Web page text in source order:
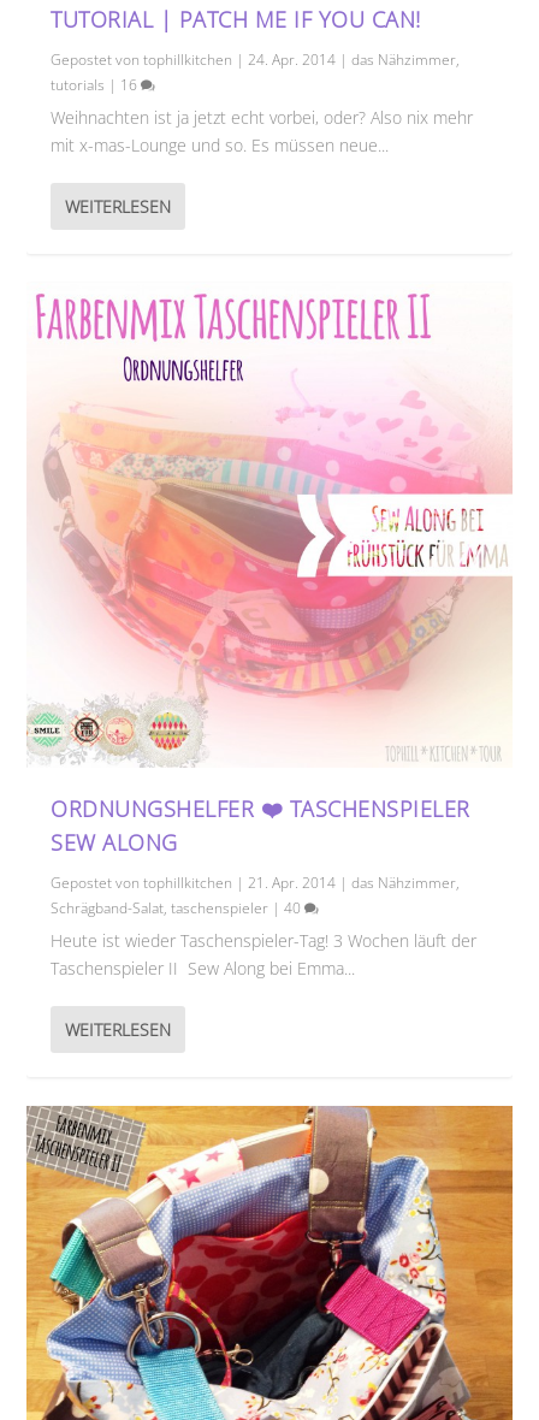
TUTORIAL | PATCH ME IF YOU CAN!
Gepostet vontophillkitchen |24. Apr. 2014 |das Nähzimmer,
tutorials | 16
Weihnachten ist ja jetzt echt vorbei, oder? Also nix mehr
mit x-mas-Lounge und so. Es müssen neue...
WEITERLESEN
ORDNUNGSHELFER ❤️ TASCHENSPIELER
SEW ALONG
Gepostet vontophillkitchen |21. Apr. 2014 |das Nähzimmer,
Schrägband-Salat,taschenspieler |40
Heute ist wieder Taschenspieler-Tag! 3 Wochen läuft der
Taschenspieler II Sew Along bei Emma...
WEITERLESEN